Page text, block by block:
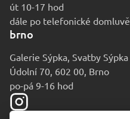
út 10-17 hod
dále po telefonické domluvě
brno
Galerie Sýpka, Svatby Sýpka
Údolní 70, 602 00, Brno
po-pá 9-16 hod